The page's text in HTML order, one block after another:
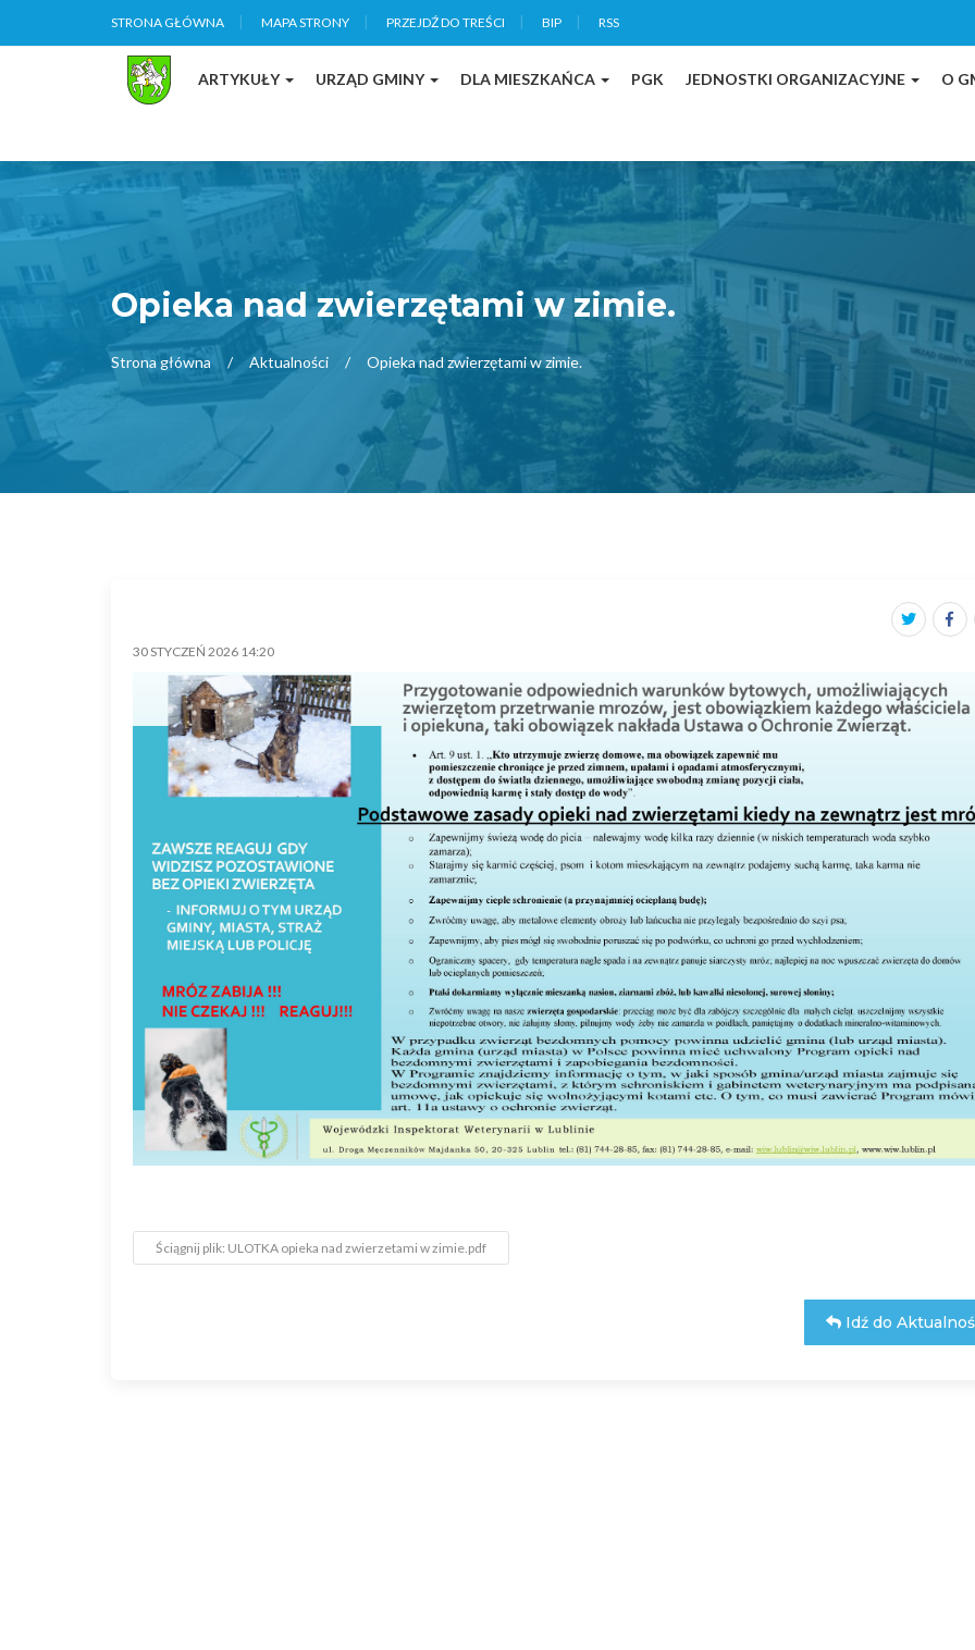
STRONA GŁÓWNA MAPA STRONY PRZEJDŹ DO TREŚCI BIP RSS
ARTYKUŁY URZĄD GMINY DLA MIESZKAŃCA PGK JEDNOSTKI ORGANIZACYJNE O
Opieka nad zwierzętami w zimie.
Strona główna Aktualności Opieka nad zwierzętami w zimie.
30 STYCZEŃ 2026 14:20
Ściągnij plik: ULOTKA opieka nad zwierzetami w zimie.pdf
Idź do